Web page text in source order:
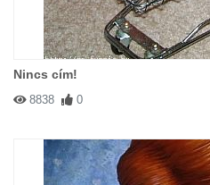
Nincs cím!
8838 0